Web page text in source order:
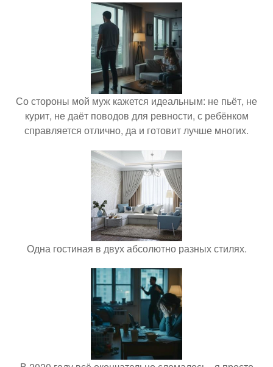
Со стороны мой муж кажется идеальным: не пьёт, не
курит, не даёт поводов для ревности, с ребёнком
справляется отлично, да и готовит лучше многих.
Одна гостиная в двух абсолютно разных стилях.